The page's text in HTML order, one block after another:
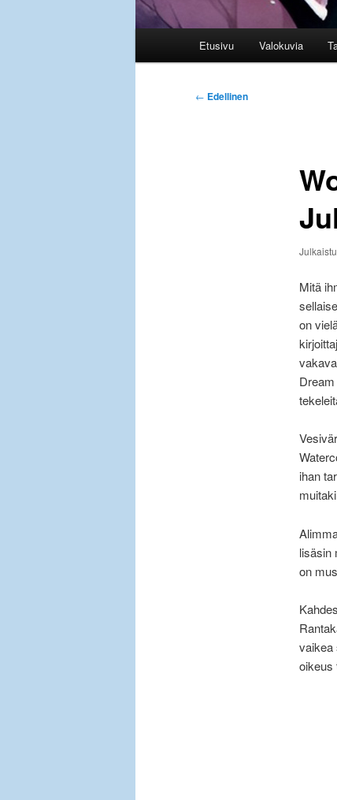
Etusivu Valokuvia
Artikkelien
← Edellinen
Julkaistu
Mitä
on
ihan
lisäsin
on
vaikea
oikeus